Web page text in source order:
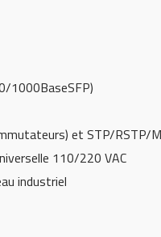
1000BaseSFP)
et STP/RSTP/
110/220 VAC
industriel